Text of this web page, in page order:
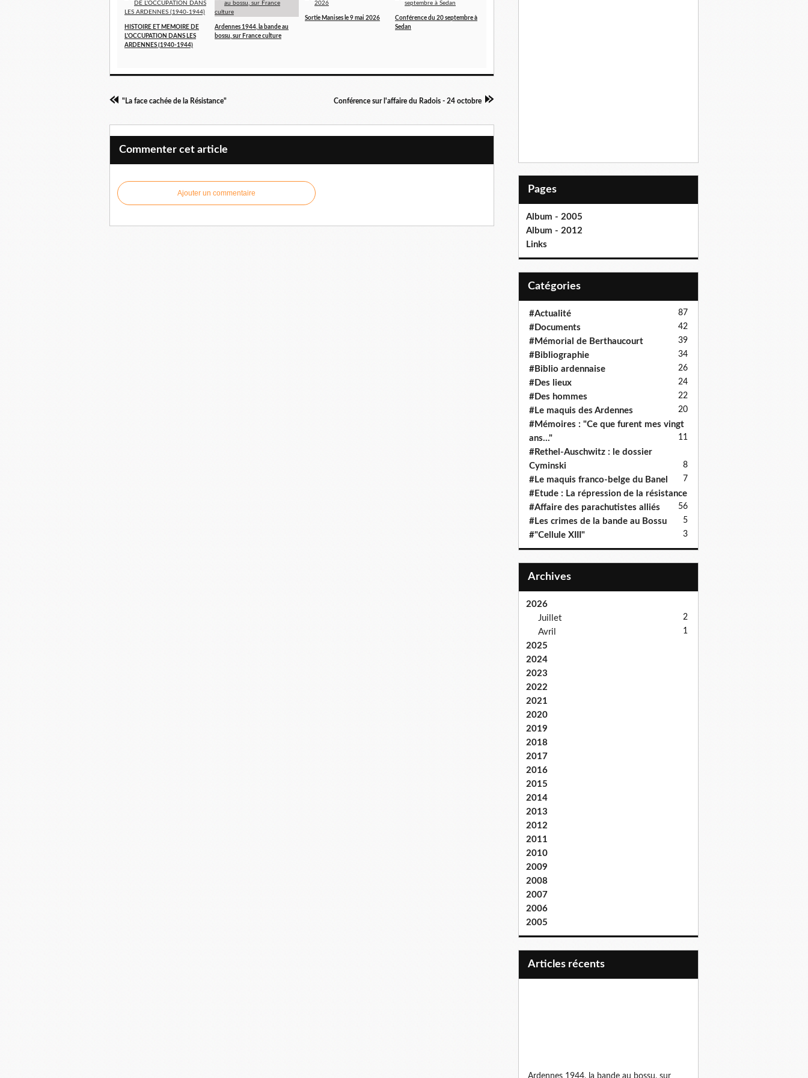
HISTOIRE ET MEMOIRE DE
L'OCCUPATION DANS LES
ARDENNES (1940-1944)
Ardennes 1944, la bande au
bossu, sur France culture
Sortie Manises le 9 mai 2026
Conférence du 20 septembre à
Sedan
"La face cachée de la Résistance" Conférence sur l'affaire du Radois - 24 octobre
Commenter cet article
Ajouter un commentaire Pages
Album - 2005
Album - 2012
Links
Catégories
#Actualité 87
#Documents 42
#Mémorial de Berthaucourt 39
#Bibliographie 34
#Biblio ardennaise 26
#Des lieux 24
#Des hommes 22
#Le maquis des Ardennes 20
#Mémoires : "Ce que furent mes vingt
ans..."
11
#Rethel-Auschwitz : le dossier
Cyminski
8
#Le maquis franco-belge du Banel 7
#Etude : La répression de la résistance
6
#Affaire des parachutistes alliés 5
#Les crimes de la bande au Bossu 5
#"Cellule XIII" 3
Archives
2026
Juillet
2
Avril 1
2025
2024
2023
2022
2021
2020
2019
2018
2017
2016
2015
2014
2013
2012
2011
2010
2009
2008
2007
2006
2005
articles récents
ardennes 1944, la bande au bossu, sur